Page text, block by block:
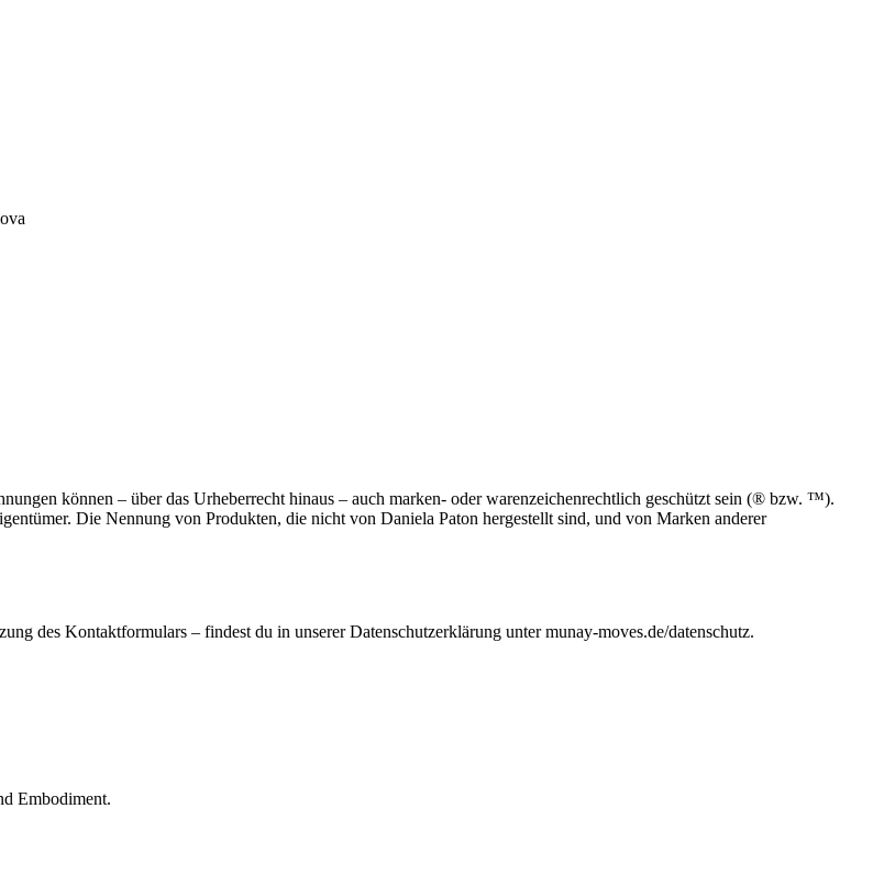
können – über das Urheberrecht hinaus – auch marken- oder warenzeichenrechtlich geschützt sein (® bzw. ™).
Die Nennung von Produkten, die nicht von Daniela Paton hergestellt sind, und von Marken anderer
des Kontaktformulars – findest du in unserer Datenschutzerklärung unter munay-moves.de/datenschutz.
Embodiment.